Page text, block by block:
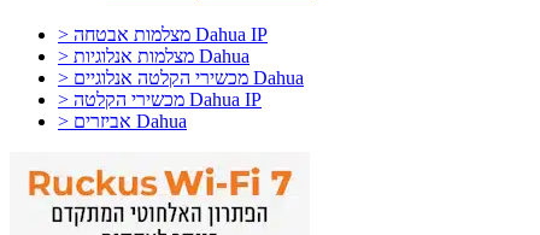
> מצלמות אבטחה Dahua IP
> מצלמות אנלוגיות Dahua
> מכשירי הקלטה אנלוגיים Dahua
> מכשירי הקלטה Dahua IP
> אביזרים Dahua